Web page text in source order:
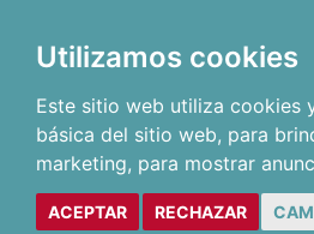
Utilizamos cookies
Este sitio web utiliza cookies
básica del sitio web, para
marketing, para mostrar
ACEPTAR RECHAZAR